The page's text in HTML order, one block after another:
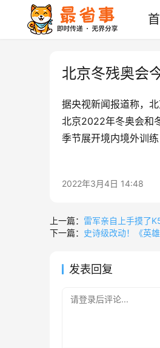
北京冬残奥会
据央视新闻报道称，
北京2022年冬奥会和
季节展开境内境外训
2022年3月4日 14:48
上一篇： 雷军亲自上手摸了
下一篇： 史诗级改动！《英
发表回复
请登录后评论...